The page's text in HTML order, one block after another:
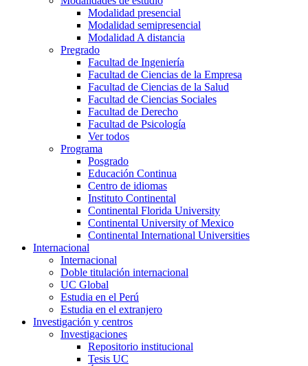
Modalidad presencial
Modalidad semipresencial
Modalidad A distancia
Pregrado
Facultad de Ingeniería
Facultad de Ciencias de la Empresa
Facultad de Ciencias de la Salud
Facultad de Ciencias Sociales
Facultad de Derecho
Facultad de Psicología
Ver todos
Programa
Posgrado
Educación Continua
Centro de idiomas
Instituto Continental
Continental Florida University
Continental University of Mexico
Continental International Universities
Internacional
Internacional
Doble titulación internacional
UC Global
Estudia en el Perú
Estudia en el extranjero
Investigación y centros
Investigaciones
Repositorio institucional
Tesis UC